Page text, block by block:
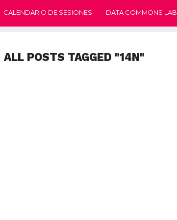
CALENDARIO DE SESIONES DATA COMMONS LAB
ALL POSTS TAGGED "14N"